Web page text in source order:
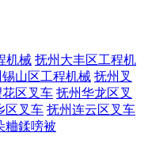
机械 抚州大丰区工程机
山区工程机械 抚州叉
区叉车 抚州华龙区叉
区叉车 抚州连云区叉车
粬鍒嗙被